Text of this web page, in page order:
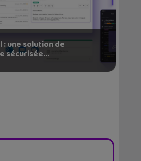
: une solution de
sécurisée...